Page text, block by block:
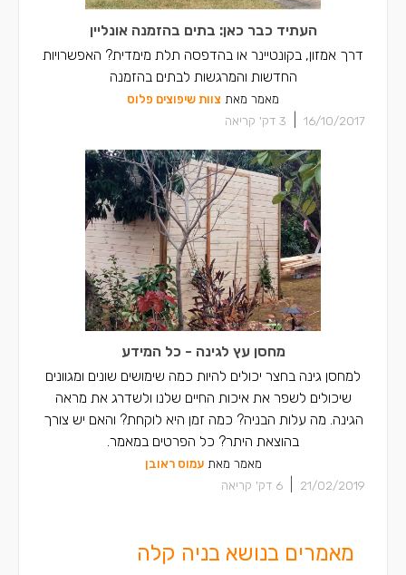
העתיד כבר כאן: בתים בהזמנה אונליין
דרך אמזון, בקונטיינר או בהדפסה תלת מימדית? האפשרויות
החדשות והמרגשות לבתים בהזמנה
מאמר מאת צוות שיפוצים פלוס
16/10/2017
3 דק' קריאה
מחסן עץ לגינה - כל המידע
למחסן גינה בחצר יכולים להיות כמה שימושים שונים ומגוונים
שיכולים לשפר את איכות החיים שלנו ולשדרג את מראה
הגינה. מה עלות הבניה? כמה זמן היא לוקחת? והאם יש צורך
בהוצאת היתר? כל הפרטים במאמר.
מאמר מאתעמוס ראובן
21/02/2019
6 דק' קריאה
מאמרים בנושא בניה קלה